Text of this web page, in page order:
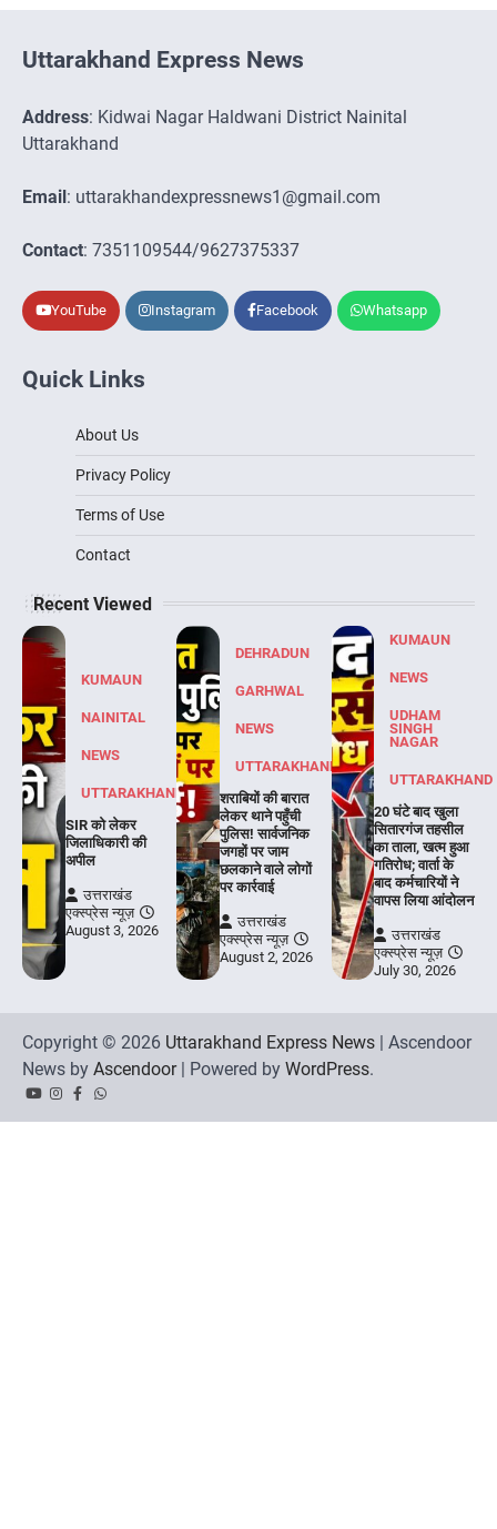
Uttarakhand Express News
Address: Kidwai Nagar Haldwani District Nainital
Uttarakhand
Email: uttarakhandexpressnews1@gmail.com
Contact: 7351109544/9627375337
YouTube Instagram Facebook Whatsapp
Quick Links
About Us
Privacy Policy
Terms of Use
Contact
Recent Viewed
KUMAUN
NAINITAL
NEWS
UTTARAKHAND
SIR को लेकर
जिलाधिकारी की
अपील
उत्तराखंड
एक्स्प्रेस न्यूज़
August 3, 2026
DEHRADUN
GARHWAL
NEWS
UTTARAKHAND
शराबियों की बारात
लेकर थाने पहुँची
पुलिस! सार्वजनिक
जगहों पर जाम
छलकाने वाले लोगों
पर कार्रवाई
उत्तराखंड
एक्स्प्रेस न्यूज़
August 2, 2026
KUMAUN
NEWS
UDHAM
SINGH
NAGAR
UTTARAKHAND
20 घंटे बाद खुला
सितारगंज तहसील
का ताला, खत्म हुआ
गतिरोध; वार्ता के
बाद कर्मचारियों ने
वापस लिया आंदोलन
उत्तराखंड
एक्स्प्रेस न्यूज़
July 30, 2026
Copyright © 2026 Uttarakhand Express News | Ascendoor
News by Ascendoor| Powered by WordPress.
YouTubeInstagram
Facebook
Whatsapp